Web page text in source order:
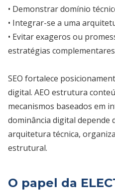
• Demonstrar domínio
• Integrar-se a uma
• Evitar exageros ou
estratégias
SEO fortalece
digital. AEO estrutura
mecanismos baseados em
dominância digital depende
arquitetura técnica,
estrutural.
O papel da